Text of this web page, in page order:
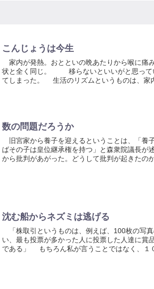
こんじょうは今生
家内が発熱。おとといの晩あたりから喉に痛
状と全く同じ。 移らないといいがと思って
てしまった。 生活のリズムというものは、家
数の問題だろうか
旧宮家から養子を迎えるということは、「養
ばその子は皇位継承権を持つ」と森衆院議長
から批判があがった。どうして批判が起きたの
沈む船からネズミは逃げる
「株取引というものは、例えば、100枚の写
い、最も投票が多かった人に投票した人達に賞
である」 もちろん私が言うことではなく、１